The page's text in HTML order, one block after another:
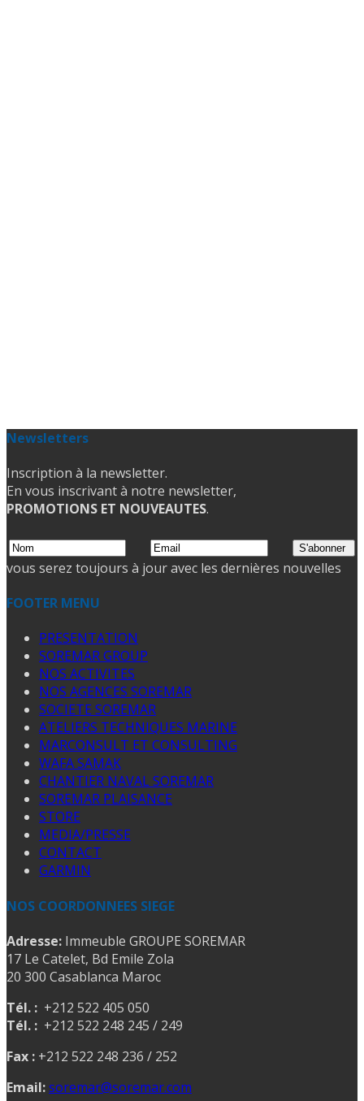
Newsletters
Inscription à la newsletter.
En vous inscrivant à notre newsletter,
PROMOTIONS ET NOUVEAUTES.
vous serez toujours à jour avec les dernières nouvelles
FOOTER MENU
PRESENTATION
SOREMAR GROUP
NOS ACTIVITES
NOS AGENCES SOREMAR
SOCIETE SOREMAR
ATELIERS TECHNIQUES MARINE
MARCONSULT ET CONSULTING
WAFA SAMAK
CHANTIER NAVAL SOREMAR
SOREMAR PLAISANCE
STORE
MEDIA/PRESSE
CONTACT
GARMIN
NOS COORDONNEES SIEGE
Adresse: Immeuble GROUPE SOREMAR
17 Le Catelet, Bd Emile Zola
20 300 Casablanca Maroc
Tél. : +212 522 405 050
Tél. : +212 522 248 245 / 249
Fax : +212 522 248 236 / 252
Email:soremar@soremar.com